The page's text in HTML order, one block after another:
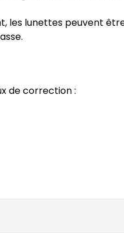
les lunettes peuvent
de correction :